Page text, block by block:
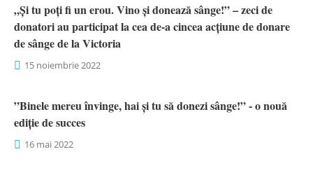
„Și tu poți fi un erou. Vino și donează sânge!” – zeci de
donatori au participat la cea de-a cincea acțiune de donare
de sânge de la Victoria
15 noiembrie 2022
”Binele mereu învinge, hai și tu să donezi sânge!” - o nouă
ediție de succes
16 mai 2022